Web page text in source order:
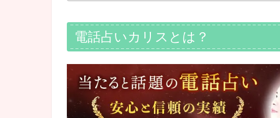
電話占いカリスとは？